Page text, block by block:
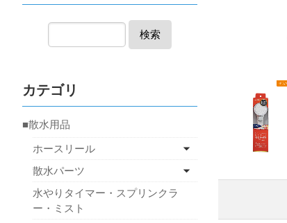
検索
カテゴリ
■散水用品
ホースリール
散水パーツ
水やりタイマー・スプリンクラ
ー・ミスト